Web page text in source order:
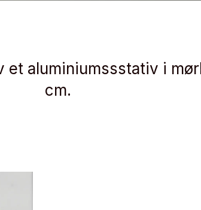
et aluminiumssstativ i
cm.